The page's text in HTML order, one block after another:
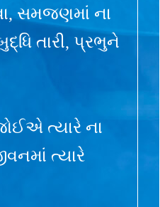
સમજણમાં ના
તારી, પ્રભુને
ત્યારે ના
ત્યારે